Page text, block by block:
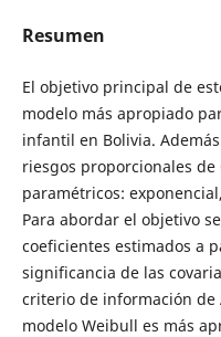
Resumen
El objetivo principal de
modelo más apropiado
infantil en Bolivia.
riesgos proporcionales de
paramétricos:
Para abordar el objetivo
coeficientes estimados a
significancia de las
criterio de información de
modelo Weibull es más